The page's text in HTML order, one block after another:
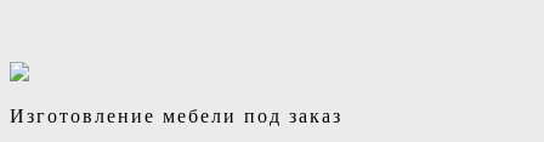
Изготовление мебели под заказ